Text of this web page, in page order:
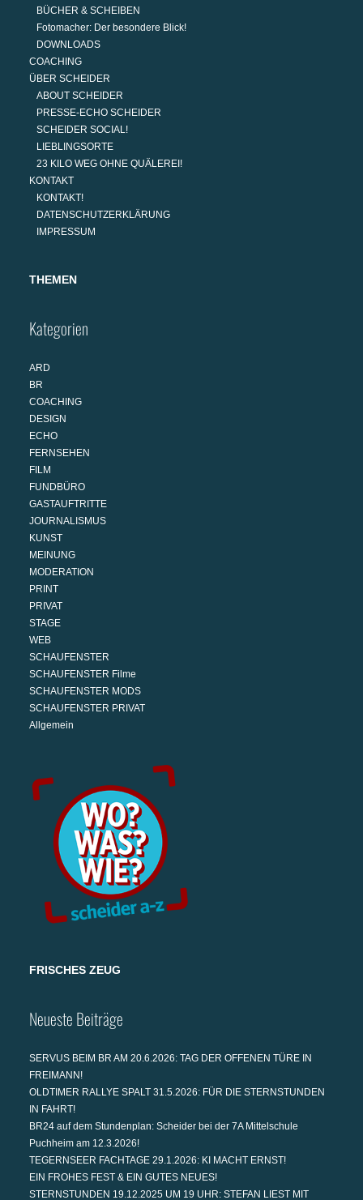
BÜCHER & SCHEIBEN
Fotomacher: Der besondere Blick!
DOWNLOADS
COACHING
ÜBER SCHEIDER
ABOUT SCHEIDER
PRESSE-ECHO SCHEIDER
SCHEIDER SOCIAL!
LIEBLINGSORTE
23 KILO WEG OHNE QUÄLEREI!
KONTAKT
KONTAKT!
DATENSCHUTZERKLÄRUNG
IMPRESSUM
THEMEN
Kategorien
ARD
BR
COACHING
DESIGN
ECHO
FERNSEHEN
FILM
FUNDBÜRO
GASTAUFTRITTE
JOURNALISMUS
KUNST
MEINUNG
MODERATION
PRINT
PRIVAT
STAGE
WEB
SCHAUFENSTER
SCHAUFENSTER Filme
SCHAUFENSTER MODS
SCHAUFENSTER PRIVAT
Allgemein
FRISCHES ZEUG
Neueste Beiträge
SERVUS BEIM BR AM 20.6.2026: TAG DER OFFENEN TÜRE IN
FREIMANN!
OLDTIMER RALLYE SPALT 31.5.2026: FÜR DIE STERNSTUNDEN
IN FAHRT!
BR24 auf dem Stundenplan: Scheider bei der 7A Mittelschule
Puchheim am 12.3.2026!
TEGERNSEER FACHTAGE 29.1.2026: KI MACHT ERNST!
EIN FROHES FEST & EIN GUTES NEUES!
STERNSTUNDEN 19.12.2025 UM 19 UHR: STEFAN LIEST MIT